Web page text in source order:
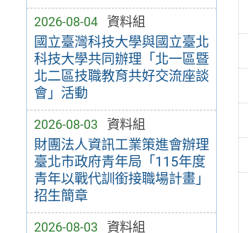
2026-08-04 資料組
國立臺灣科技大學與國立臺北
科技大學共同辦理「北一區暨
北二區技職教育共好交流座談
會」活動
2026-08-03 資料組
財團法人資訊工業策進會辦理
臺北市政府青年局「115年度
青年以戰代訓銜接職場計畫」
招生簡章
2026-08-03 資料組